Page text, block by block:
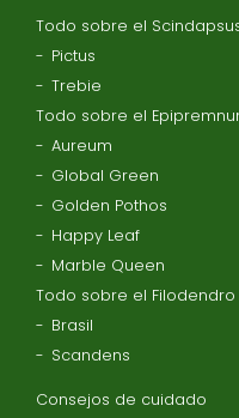
Todo sobre el
Pictus
Trebie
Todo sobre el
Aureum
Global Green
Golden Pothos
Happy Leaf
Marble Queen
Todo sobre el Filodendro
Brasil
Scandens
Consejos de cuidado